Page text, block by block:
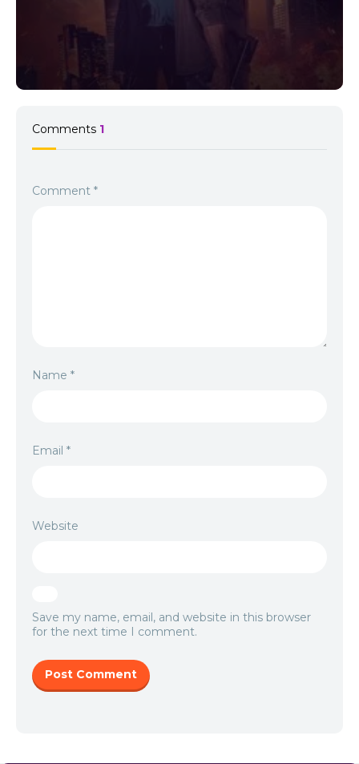
Comments 1
Comment *
Name *
Email *
Website
Save my name, email, and website in this browser
for the next time I comment.